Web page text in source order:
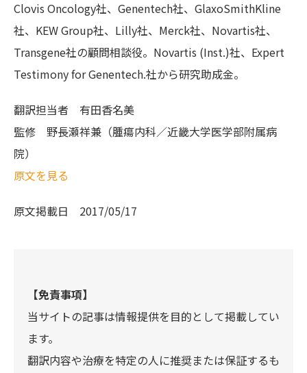
Clovis Oncology社、Genentech社、GlaxoSmithKline
社、KEW Group社、Lilly社、Merck社、Novartis社、
Transgene社の顧問相談役。Novartis (Inst.)社、Expert
Testimony for Genentech.社から研究助成金。
翻訳担当者 有田香名美
監修 野長瀬祥兼（腫瘍内科／近畿大学医学部附属病
院）
原文を見る
原文掲載日 2017/05/17
【免責事項】
当サイトの記事は情報提供を目的として掲載してい
ます。
翻訳内容や治療を特定の人に推奨または保証するも